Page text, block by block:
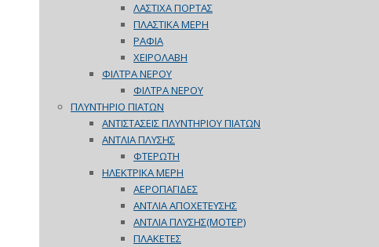
ΛΑΣΤΙΧΑ ΠΟΡΤΑΣ
ΠΛΑΣΤΙΚΑ ΜΕΡΗ
ΡΑΦΙΑ
ΧΕΙΡΟΛΑΒΗ
ΦΙΛΤΡΑ ΝΕΡΟΥ
ΦΙΛΤΡΑ ΝΕΡΟΥ
ΠΛΥΝΤΗΡΙΟ ΠΙΑΤΩΝ
ΑΝΤΙΣΤΑΣΕΙΣ ΠΛΥΝΤΗΡΙΟΥ ΠΙΑΤΩΝ
ΑΝΤΛΙΑ ΠΛΥΣΗΣ
ΦΤΕΡΩΤΗ
ΗΛΕΚΤΡΙΚΑ ΜΕΡΗ
ΑΕΡΟΠΑΓΙΔΕΣ
ΑΝΤΛΙΑ ΑΠΟΧΕΤΕΥΣΗΣ
ΑΝΤΛΙΑ ΠΛΥΣΗΣ(ΜΟΤΕΡ)
ΠΛΑΚΕΤΕΣ